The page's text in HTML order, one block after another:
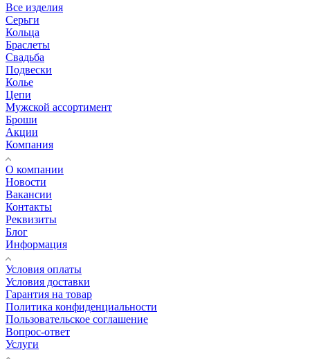
Все изделия
Серьги
Кольца
Браслеты
Свадьба
Подвески
Колье
Цепи
Мужской ассортимент
Броши
Акции
Компания
О компании
Новости
Вакансии
Контакты
Реквизиты
Блог
Информация
Условия оплаты
Условия доставки
Гарантия на товар
Политика конфиденциальности
Пользовательское соглашение
Вопрос-ответ
Услуги